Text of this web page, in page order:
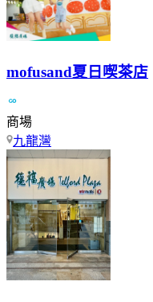
mofusand夏日喫茶店
商場
九龍灣